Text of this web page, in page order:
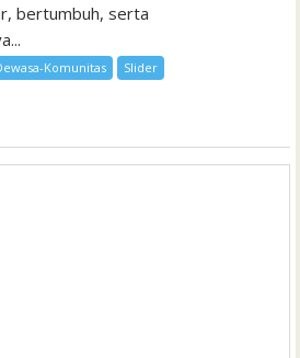
bertumbuh, serta
Komunitas Slider